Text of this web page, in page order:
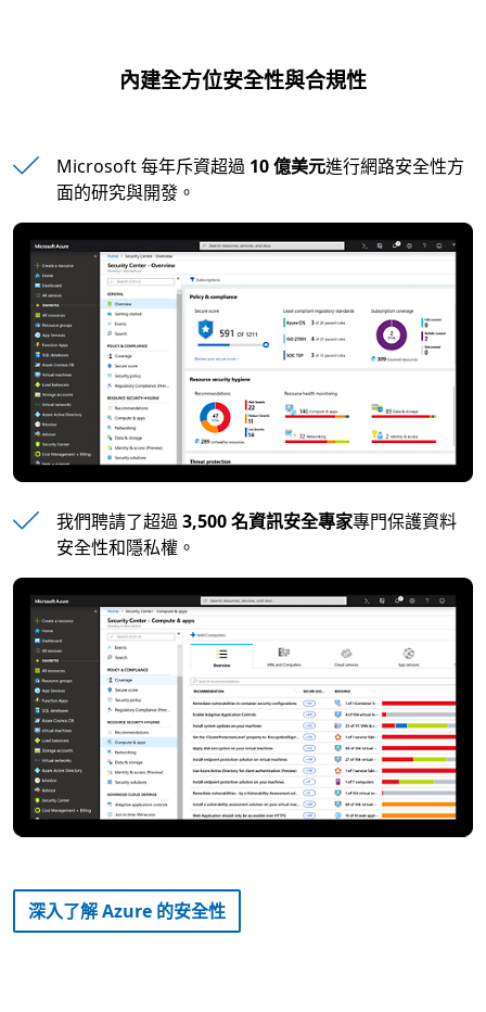
內建全方位安全性與合規性
Microsoft 每年斥資超過 10 億美元進行網路安全性方
面的研究與開發。
我們聘請了超過3,500 名資訊安全專家專門保護資料
安全性和隱私權。
深入了解 Azure 的安全性